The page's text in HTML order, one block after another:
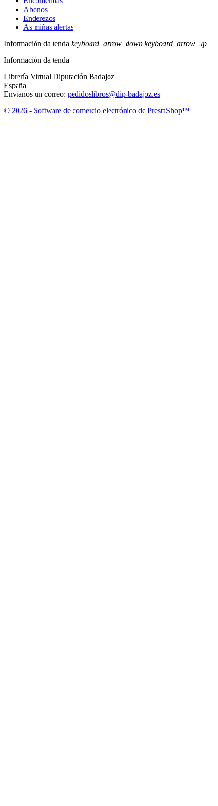
Abonos
Enderezos
As miñas alertas
Información da tenda keyboard_arrow_down keyboard_arrow_up
Información da tenda
Librería Virtual Diputación Badajoz
España
Envíanos un correo: pedidoslibros@dip-badajoz.es
© 2026 - Software de comercio electrónico de PrestaShop™